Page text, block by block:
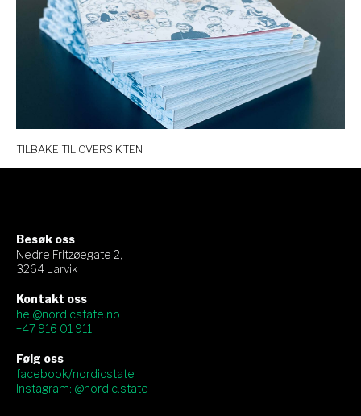
TILBAKE TIL OVERSIKTEN
Besøk oss
Nedre Fritzøegate 2,
3264 Larvik
Kontakt oss
hei@nordicstate.no
+47 916 01 911
Følg oss
facebook/nordicstate
Instagram: @nordic.state